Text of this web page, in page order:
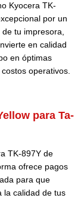
Kyocera TK-
por un
tu impresora,
en calidad
en óptimas
operativos.
para Ta-
TK-897Y de
ofrece pagos
para que
la calidad de tus